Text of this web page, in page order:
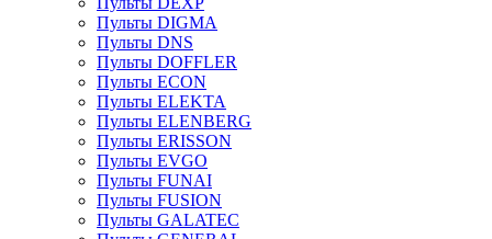
Пульты DIGMA
Пульты DNS
Пульты DOFFLER
Пульты ECON
Пульты ELEKTA
Пульты ELENBERG
Пульты ERISSON
Пульты EVGO
Пульты FUNAI
Пульты FUSION
Пульты GALATEC